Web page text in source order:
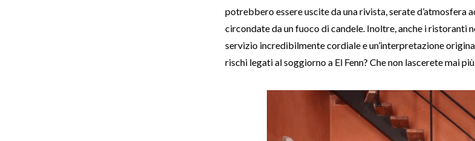
potrebbero essere uscite da una rivista, serate d’atmosfera
circondate da un fuoco di candele. Inoltre, anche i ristoranti
servizio incredibilmente cordiale e un’interpretazione
rischi legati al soggiorno a El Fenn? Che non lascerete mai